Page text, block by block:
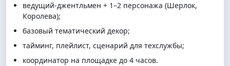
ведущий‑джентльмен + 1–2 персонажа (Шерлок,
Королева);
базовый тематический декор;
тайминг, плейлист, сценарий для техслужбы;
координатор на площадке до 4 часов.